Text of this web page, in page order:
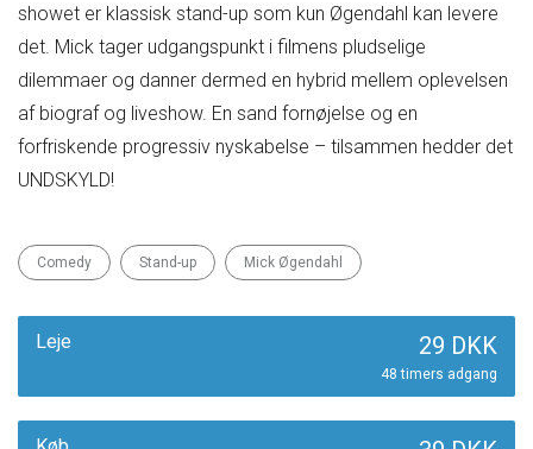
showet er klassisk stand-up som kun Øgendahl kan levere
det. Mick tager udgangspunkt i filmens pludselige
dilemmaer og danner dermed en hybrid mellem oplevelsen
af biograf og liveshow. En sand fornøjelse og en
forfriskende progressiv nyskabelse – tilsammen hedder det
UNDSKYLD!
Comedy Stand-up Mick Øgendahl
Leje 29 DKK
48 timers adgang